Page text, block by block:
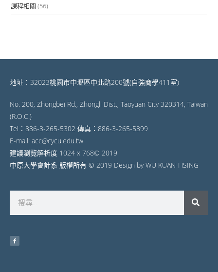
課程相關 (56)
地址：32023桃園市中壢區中北路200號(自強商學411室)
No. 200, Zhongbei Rd., Zhongli Dist., Taoyuan City 320314, Taiwan
(R.O.C.)
Tel：886-3-265-5302 傳真：886-3-265-5399
E-mail: acc@cycu.edu.tw
建議瀏覽解析度 1024 x 768© 2019
中原大學會計系 版權所有 © 2019 Design by WU KUAN-HSING